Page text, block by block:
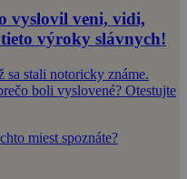
vyslovil veni, vidi,
výroky slávnych!
stali notoricky známe.
boli vyslovené? Otestujte